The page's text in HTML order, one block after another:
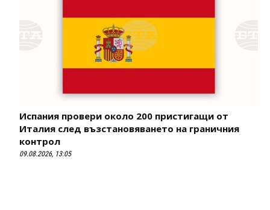
Испания провери около 200 пристигащи от
Италия след възстановяването на граничния
контрол
09.08.2026, 13:05